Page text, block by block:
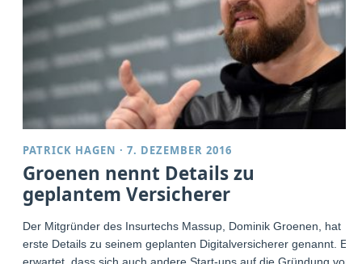
PATRICK HAGEN ·7. DEZEMBER 2016
Groenen nennt Details zu
geplantem Versicherer
Der Mitgründer des Insurtechs Massup, Dominik Groenen, hat
erste Details zu seinem geplanten Digitalversicherer genannt. Er